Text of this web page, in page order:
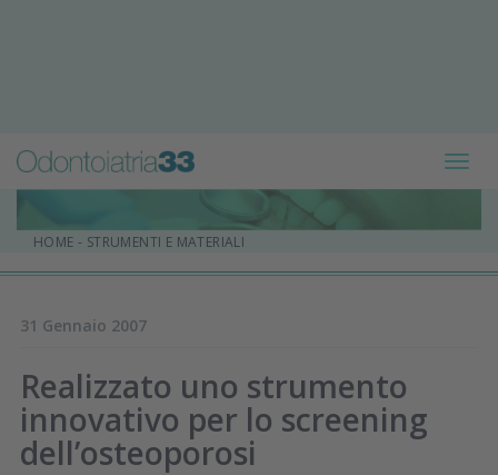
HOME - STRUMENTI E MATERIALI
31 Gennaio 2007
Realizzato uno strumento
innovativo per lo screening
dell’osteoporosi